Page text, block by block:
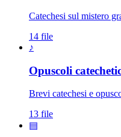
Catechesi sul mistero
14 file
♪
Opuscoli
Brevi catechesi e
13 file
▤